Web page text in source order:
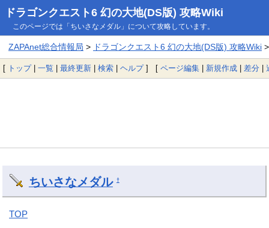
ドラゴンクエスト6 幻の大地(DS版) 攻略Wiki
このページでは「ちいさなメダル」について攻略しています。
ZAPAnet総合情報局 > ドラゴンクエスト6 幻の大地(DS版) 攻略Wiki>
[ トップ| 一覧 | 最終更新 | 検索 | ヘルプ] [ ページ編集 | 新規作成 | 差分 |
ちいさなメダル †
TOP